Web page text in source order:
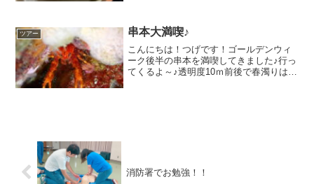
っていくアレルギーが増...
ツアー 串本大満喫♪
こんにちは！つげです！ゴールデンウィ
ーク後半の串本を満喫してきました♪行っ
てくるよ～♪透明度10ｍ前後で春濁りは回
消防署でお勉強！！